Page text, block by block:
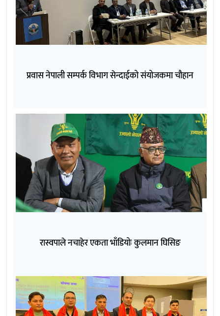
प्रवास नेपाली सम्पर्क विभाग सेन्दाईको संयोजकमा चौहान
रास्वपाले नचाहेर एकता भाँडियोः कुलमान घिसिङ